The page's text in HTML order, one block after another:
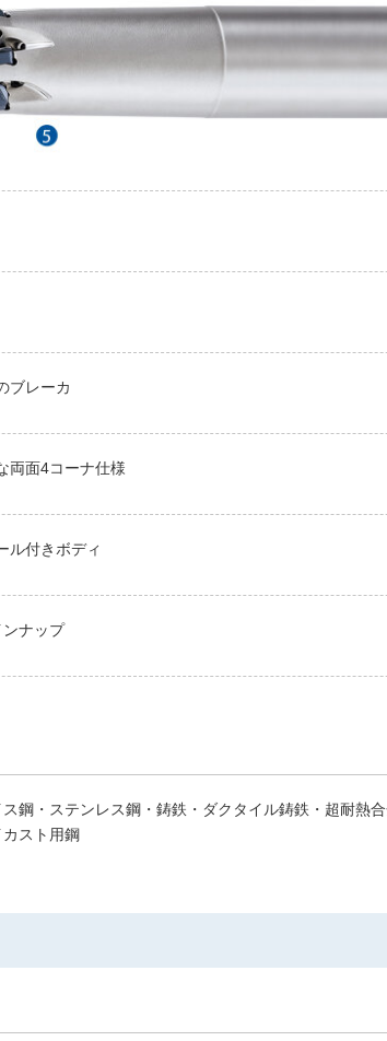
ブレーカ
両面4コーナ仕様
ル付きボディ
ナップ
鋼・ステンレス鋼・鋳鉄・ダクタイル鋳鉄・超耐熱
スト用鋼